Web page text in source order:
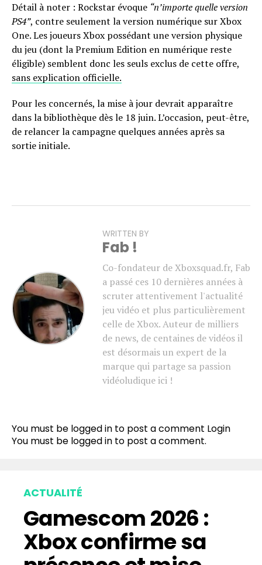
Détail à noter : Rockstar évoque “n’importe quelle version
PS4”, contre seulement la version numérique sur Xbox
One. Les joueurs Xbox possédant une version physique
du jeu (dont la Premium Edition en numérique reste
éligible) semblent donc les seuls exclus de cette offre,
sans explication officielle.
Pour les concernés, la mise à jour devrait apparaître
dans la bibliothèque dès le 18 juin. L’occasion, peut-être,
de relancer la campagne quelques années après sa
sortie initiale.
WRITTEN BY
Fab !
Co-fondateur de Xboxsquad.fr, Fab
a passé ces 10 dernières années à
scruter attentivement l'actualité
jeu vidéo et plus particulièrement
celle de Xbox. Auteur de milliers
de news, de centaines de vidéos il
est désormais un expert de la
marque qui partage sa passion
vidéoludique ici !
You must be logged in to post a comment Login
You must be logged in to post a comment.
ACTUALITÉ
Gamescom 2026 :
Xbox confirme sa